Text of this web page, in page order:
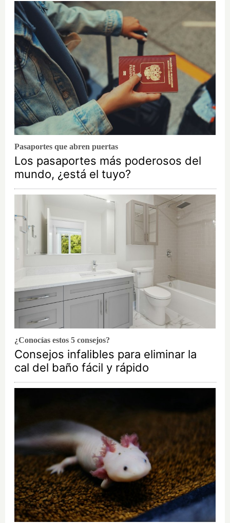
Pasaportes que abren puertas
Los pasaportes más poderosos del
mundo, ¿está el tuyo?
¿Conocías estos 5 consejos?
Consejos infalibles para eliminar la
cal del baño fácil y rápido